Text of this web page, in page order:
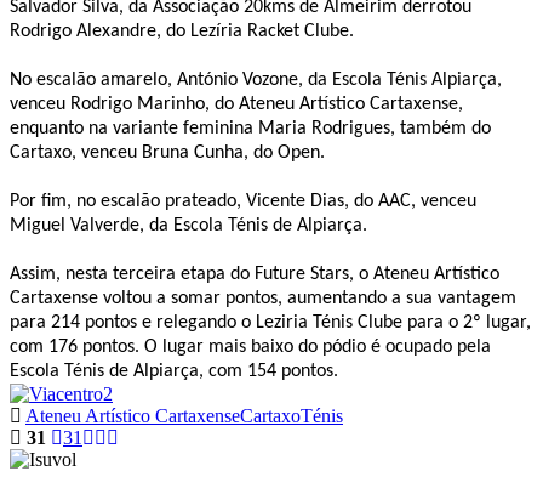
Salvador Silva, da Associação 20kms de Almeirim derrotou
Rodrigo Alexandre, do Lezíria Racket Clube.
No escalão amarelo, António Vozone, da Escola Ténis Alpiarça,
venceu Rodrigo Marinho, do Ateneu Artístico Cartaxense,
enquanto na variante feminina Maria Rodrigues, também do
Cartaxo, venceu Bruna Cunha, do Open.
Por fim, no escalão prateado, Vicente Dias, do AAC, venceu
Miguel Valverde, da Escola Ténis de Alpiarça.
Assim, nesta terceira etapa do Future Stars, o Ateneu Artístico
Cartaxense voltou a somar pontos, aumentando a sua vantagem
para 214 pontos e relegando o Leziria Ténis Clube para o 2º lugar,
com 176 pontos. O lugar mais baixo do pódio é ocupado pela
Escola Ténis de Alpiarça, com 154 pontos.
Ateneu Artístico CartaxenseCartaxoTénis
31
31